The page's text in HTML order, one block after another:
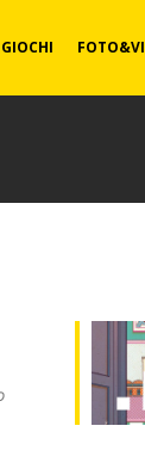
GIOCHI